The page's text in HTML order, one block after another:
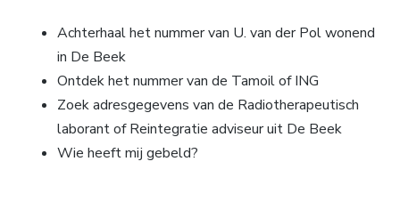
Achterhaal het nummer van U. van der Pol wonend
in De Beek
Ontdek het nummer van de Tamoil of ING
Zoek adresgegevens van de Radiotherapeutisch
laborant of Reintegratie adviseur uit De Beek
Wie heeft mij gebeld?